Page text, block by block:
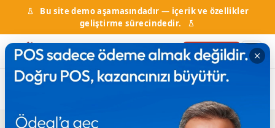
Bu site demo aşamasındadır — içerik ve özellikler
geliştirme sürecindedir.
Firma Ekle
Ana Sayfa Firma Rehberi Funda Gelinlik